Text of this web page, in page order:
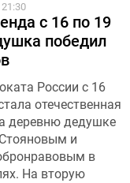
21:30
с 16 по 19
победил
России с 16
отечественная
деревню дедушке
и
в
На вторую